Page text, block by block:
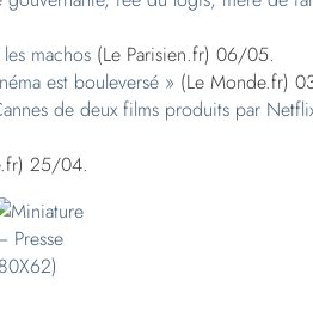
machos(Le Parisien.fr) 06/05.
est bouleversé » (Le Monde.fr)
de deux films produits par
25/04.